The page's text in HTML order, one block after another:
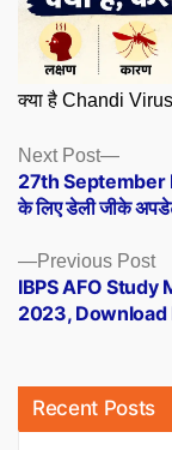
क्या है Chandi
Posts
navigation
Previous Post
IBPS AFO Study
2023, Download
Next Post
Next
post:
27th September
के लिए डेली जीके
Recent Posts